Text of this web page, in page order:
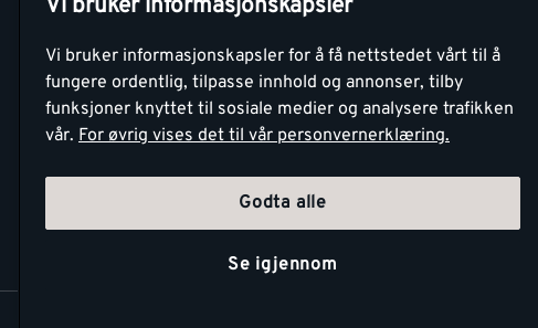
Retur- og
angrerettsskjema
Medlemsavtaler
Montér Bedrift
Vi bruker informasjonskapsler
Vi bruker informasjonskapsler for å få nettstedet vårt til å
fungere ordentlig, tilpasse innhold og annonser, tilby
funksjoner knyttet til sosiale medier og analysere trafikken
vår. For øvrig vises det til vår personvernerklæring.
Godta alle
Se igjennom